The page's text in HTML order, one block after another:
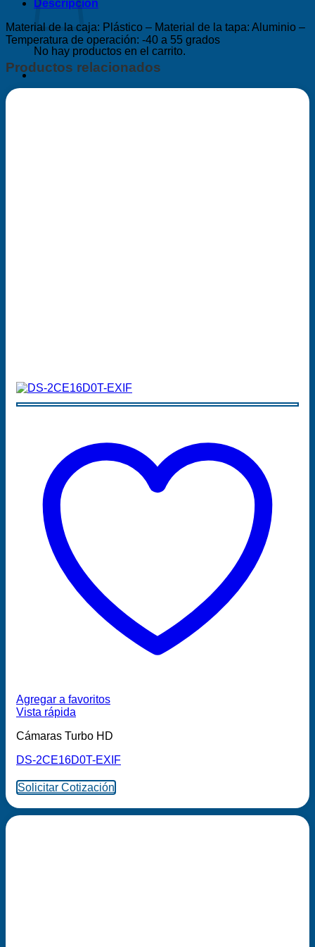
No hay productos en el carrito.
Descripción
Material de la caja: Plástico – Material de la tapa: Aluminio –
Temperatura de operación: -40 a 55 grados
Productos relacionados
Agregar a favoritos
Vista rápida
Cámaras Turbo HD
DS-2CE16D0T-EXIF
Solicitar Cotización